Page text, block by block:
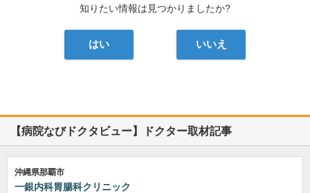
知りたい情報は見つかりましたか?
はい いいえ
【病院なびドクタビュー】ドクター取材記事
沖縄県那覇市
一銀内科胃腸科クリニック